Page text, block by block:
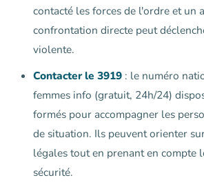
contacté les forces de l'ordre et un
confrontation directe peut
violente.
Contacter le 3919 : le numéro
femmes info (gratuit, 24h/24)
formés pour accompagner les
de situation. Ils peuvent orienter
légales tout en prenant en compte
sécurité.